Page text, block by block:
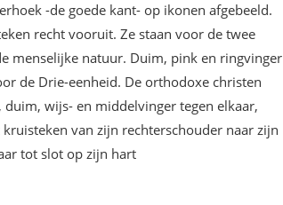
-de goede kant- op ikonen afgebeeld.
recht vooruit. Ze staan voor de twee
menselijke natuur. Duim, pink en ringvinger
de Drie-eenheid. De orthodoxe christen
wijs- en middelvinger tegen elkaar,
van zijn rechterschouder naar zijn
tot slot op zijn hart